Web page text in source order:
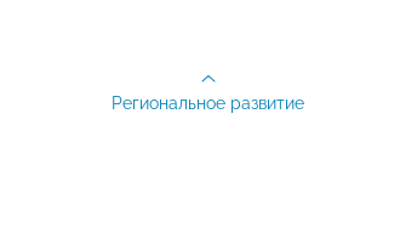
Региональное развитие